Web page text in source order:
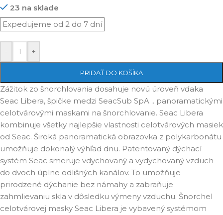
23 na sklade
- +
PRIDAŤ DO KOŠÍKA
Zážitok zo šnorchlovania dosahuje novú úroveň vďaka
Seac Libera, špičke medzi SeacSub SpA .. panoramatickými
celotvárovými maskami na šnorchlovanie. Seac Libera
kombinuje všetky najlepšie vlastnosti celotvárových masiek
od Seac. Široká panoramatická obrazovka z polykarbonátu
umožňuje dokonalý výhľad dnu. Patentovaný dýchací
systém Seac smeruje vdychovaný a vydychovaný vzduch
do dvoch úplne odlišných kanálov. To umožňuje
prirodzené dýchanie bez námahy a zabraňuje
zahmlievaniu skla v dôsledku výmeny vzduchu. Šnorchel
celotvárovej masky Seac Libera je vybavený systémom